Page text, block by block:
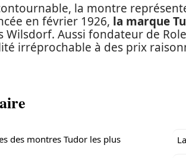
la montre
en février 1926, la marque
Wilsdorf. Aussi fondateur de
irréprochable à des prix
des montres Tudor les plus